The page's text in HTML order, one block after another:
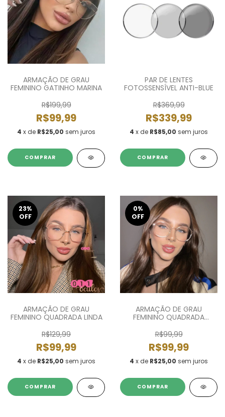
ARMAÇÃO DE GRAU
FEMININO GATINHO MARINA
R$199,99
R$99,99
4 x de R$25,00 sem juros
COMPRAR
PAR DE LENTES
FOTOSSENSÍVEL ANTI-BLUE
R$369,99
R$339,99
4 x de R$85,00 sem juros
23%
OFF
ARMAÇÃO DE GRAU
FEMININO QUADRADA LINDA
R$129,99
R$99,99
4 x de R$25,00 sem juros
COMPRAR
0%
OFF
ARMAÇÃO DE GRAU
FEMININO QUADRADA
R$99,99
R$99,99
4 x de R$25,00 sem juros
COMPRAR